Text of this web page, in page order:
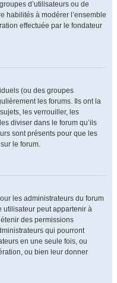
d’utilisateurs ou de
habilités à modérer l’ensemble
effectuée par le fondateur
(ou des groupes
les forums. Ils ont la
les verrouiller, les
diviser dans le forum qu’ils
sont présents pour que les
le forum.
les administrateurs du forum
utilisateur peut appartenir à
des permissions
qui pourront
en une seule fois, ou
ou bien leur donner